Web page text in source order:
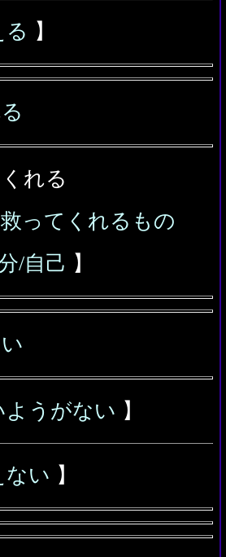
る 】
れる
ってくれるもの
/自己 】
ようがない 】
ない 】